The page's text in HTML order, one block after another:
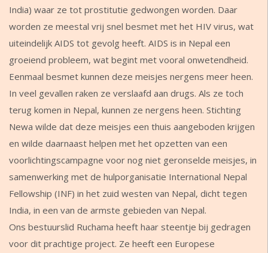
India) waar ze tot prostitutie gedwongen worden. Daar
worden ze meestal vrij snel besmet met het HIV virus, wat
uiteindelijk AIDS tot gevolg heeft. AIDS is in Nepal een
groeiend probleem, wat begint met vooral onwetendheid.
Eenmaal besmet kunnen deze meisjes nergens meer heen.
In veel gevallen raken ze verslaafd aan drugs. Als ze toch
terug komen in Nepal, kunnen ze nergens heen. Stichting
Newa wilde dat deze meisjes een thuis aangeboden krijgen
en wilde daarnaast helpen met het opzetten van een
voorlichtingscampagne voor nog niet geronselde meisjes, in
samenwerking met de hulporganisatie International Nepal
Fellowship (INF) in het zuid westen van Nepal, dicht tegen
India, in een van de armste gebieden van Nepal.
Ons bestuurslid Ruchama heeft haar steentje bij gedragen
voor dit prachtige project. Ze heeft een Europese